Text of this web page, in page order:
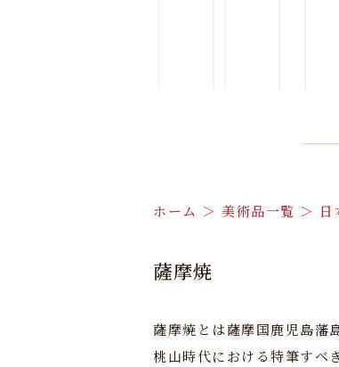
ホーム ＞ 美術品一覧 ＞ 日
薩摩焼
薩摩焼とは薩摩国鹿児島藩
桃山時代における特筆すべ